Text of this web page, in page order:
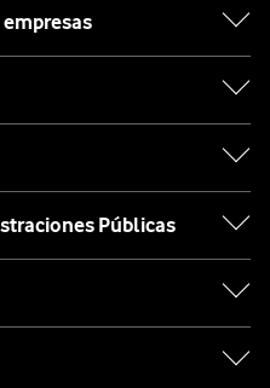
Públicas